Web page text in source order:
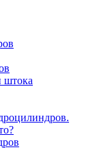
штока